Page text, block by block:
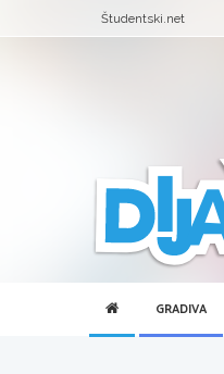
Študentski.net
GRADIVA